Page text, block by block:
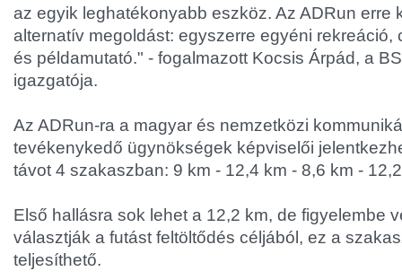
az egyik leghatékonyabb eszköz. Az ADRun erre
alternatív megoldást: egyszerre egyéni rekreáció,
és példamutató." - fogalmazott Kocsis Árpád, a
igazgatója.
Az ADRun-ra a magyar és nemzetközi
tevékenykedő ügynökségek képviselői
távot 4 szakaszban: 9 km - 12,4 km - 8,6 km -
Első hallásra sok lehet a 12,2 km, de figyelembe
választják a futást feltöltődés céljából, ez a
teljesíthető.